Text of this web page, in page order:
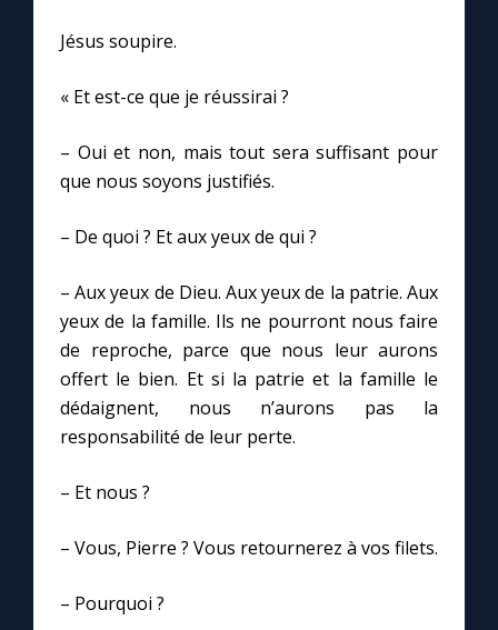
Jésus soupire.
« Et est-ce que je réussirai ?
– Oui et non, mais tout sera suffisant pour
que nous soyons justifiés.
– De quoi ? Et aux yeux de qui ?
– Aux yeux de Dieu. Aux yeux de la patrie. Aux
yeux de la famille. Ils ne pourront nous faire
de reproche, parce que nous leur aurons
offert le bien. Et si la patrie et la famille le
dédaignent, nous n’aurons pas la
responsabilité de leur perte.
– Et nous ?
– Vous, Pierre ? Vous retournerez à vos filets.
– Pourquoi ?